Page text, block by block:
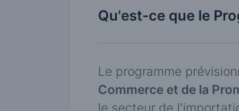
Qu'est-ce que le
Le programme
Commerce et de la
le secteur de